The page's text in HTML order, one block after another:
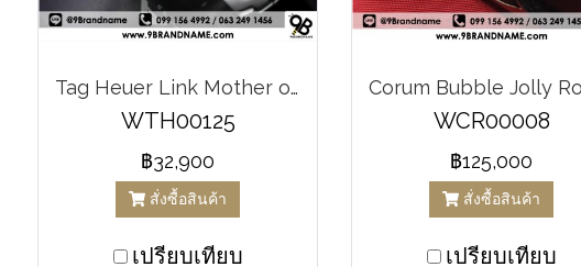
Tag Heuer Link Mother of Pearl Blue Dial
WTH00125
฿32,900
สั่งซื้อสินค้า
เปรียบเทียบ
WCR00008
฿125,000
สั่งซื้อสินค้า
เปรียบเทียบ